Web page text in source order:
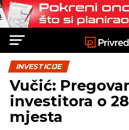
INVESTICIJE
Vučić:
investitora o
mjesta